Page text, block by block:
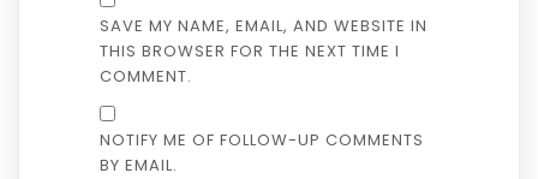
SAVE MY NAME, EMAIL, AND WEBSITE IN
THIS BROWSER FOR THE NEXT TIME I
COMMENT.
NOTIFY ME OF FOLLOW-UP COMMENTS
BY EMAIL.